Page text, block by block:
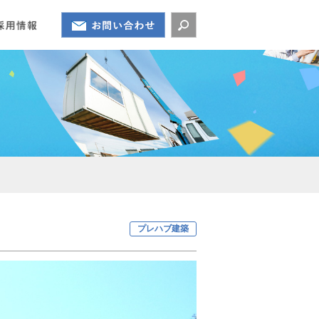
プレハブ建築